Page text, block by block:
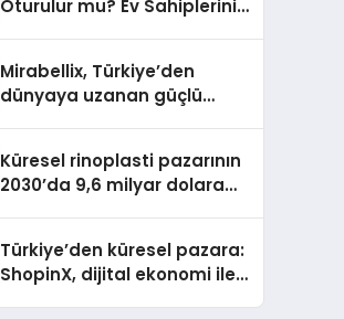
Oturulur mu? Ev Sahiplerinin
Mirabellix, Türkiye’den
dünyaya uzanan güçlü
Küresel rinoplasti pazarının
2030’da 9,6 milyar dolara
Türkiye’den küresel pazara:
ShopinX, dijital ekonomi ile